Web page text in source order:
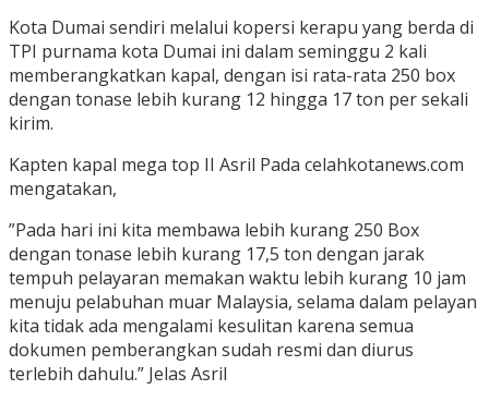
Kota Dumai sendiri melalui kopersi kerapu yang berda di
TPI purnama kota Dumai ini dalam seminggu 2 kali
memberangkatkan kapal, dengan isi rata-rata 250 box
dengan tonase lebih kurang 12 hingga 17 ton per sekali
kirim.
Kapten kapal mega top II Asril Pada celahkotanews.com
mengatakan,
”Pada hari ini kita membawa lebih kurang 250 Box
dengan tonase lebih kurang 17,5 ton dengan jarak
tempuh pelayaran memakan waktu lebih kurang 10 jam
menuju pelabuhan muar Malaysia, selama dalam pelayan
kita tidak ada mengalami kesulitan karena semua
dokumen pemberangkan sudah resmi dan diurus
terlebih dahulu.” Jelas Asril